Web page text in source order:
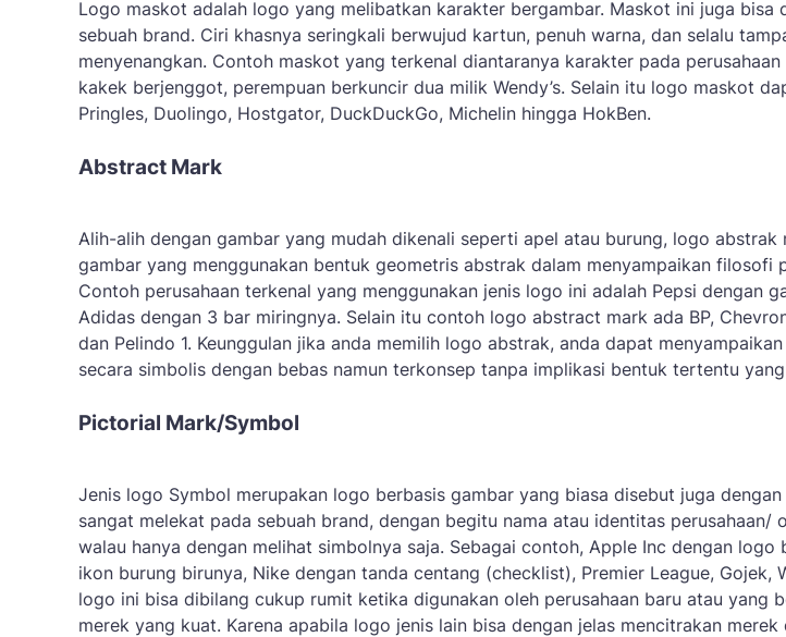
Logo maskot adalah logo yang melibatkan karakter bergambar. Maskot ini juga bisa
sebuah brand. Ciri khasnya seringkali berwujud kartun, penuh warna, dan selalu
menyenangkan. Contoh maskot yang terkenal diantaranya karakter pada
kakek berjenggot, perempuan berkuncir dua milik Wendy’s. Selain itu logo maskot
Pringles, Duolingo, Hostgator, DuckDuckGo, Michelin hingga HokBen.
Abstract Mark
Alih-alih dengan gambar yang mudah dikenali seperti apel atau burung, logo abstrak
gambar yang menggunakan bentuk geometris abstrak dalam menyampaikan filosofi
Contoh perusahaan terkenal yang menggunakan jenis logo ini adalah Pepsi dengan
Adidas dengan 3 bar miringnya. Selain itu contoh logo abstract mark ada BP,
dan Pelindo 1. Keunggulan jika anda memilih logo abstrak, anda dapat
secara simbolis dengan bebas namun terkonsep tanpa implikasi bentuk tertentu
Pictorial Mark/Symbol
Jenis logo Symbol merupakan logo berbasis gambar yang biasa disebut juga
sangat melekat pada sebuah brand, dengan begitu nama atau identitas perusahaan/
walau hanya dengan melihat simbolnya saja. Sebagai contoh, Apple Inc dengan logo
ikon burung birunya, Nike dengan tanda centang (checklist), Premier League, Gojek,
logo ini bisa dibilang cukup rumit ketika digunakan oleh perusahaan baru atau yang
merek yang kuat. Karena apabila logo jenis lain bisa dengan jelas mencitrakan merek